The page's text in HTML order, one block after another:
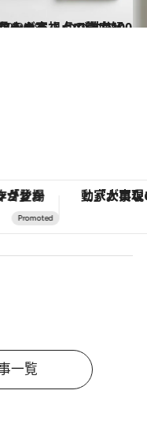
チャー
、ジェンダーレスな新作が登場
一覧